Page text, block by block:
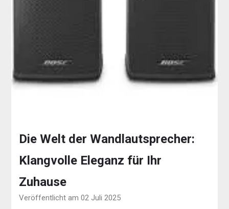
Die Welt der Wandlautsprecher:
Klangvolle Eleganz für Ihr
Zuhause
Veröffentlicht am 02 Juli 2025